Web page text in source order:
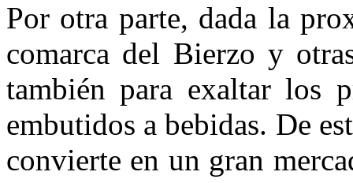
Por otra parte, dada la
comarca del Bierzo y
también para exaltar los
embutidos a bebidas. De
convierte en un gran